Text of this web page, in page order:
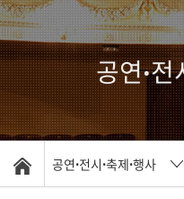
공연ꞏ전
공연ꞏ전시ꞏ축제ꞏ행사